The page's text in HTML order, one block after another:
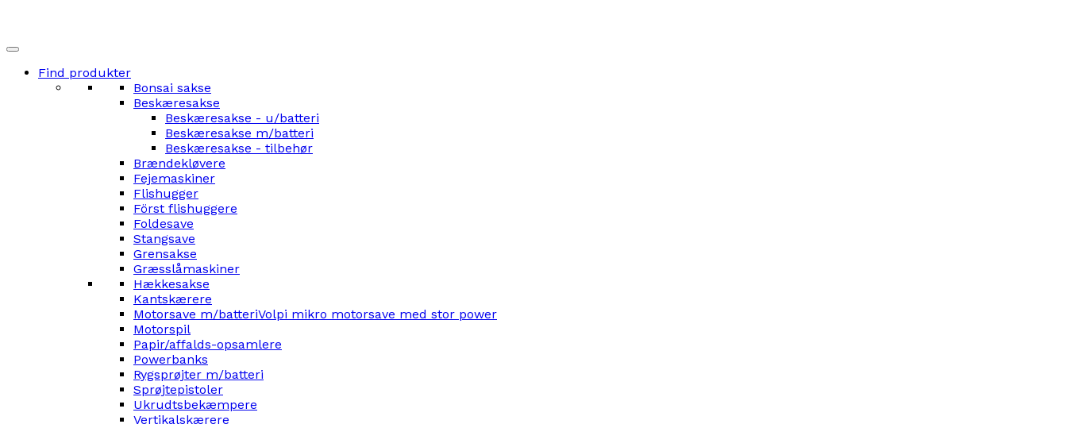
Find produkter
Bonsai sakse
Beskæresakse
Beskæresakse - u/batteri
Beskæresakse m/batteri
Beskæresakse - tilbehør
Brændekløvere
Fejemaskiner
Flishugger
Först flishuggere
Foldesave
Stangsave
Grensakse
Græsslåmaskiner
Hækkesakse
Kantskærere
Motorsave m/batteriVolpi mikro motorsave med stor power
Motorspil
Papir/affalds-opsamlere
Powerbanks
Rygsprøjter m/batteri
Sprøjtepistoler
Ukrudtsbekæmpere
Vertikalskærere